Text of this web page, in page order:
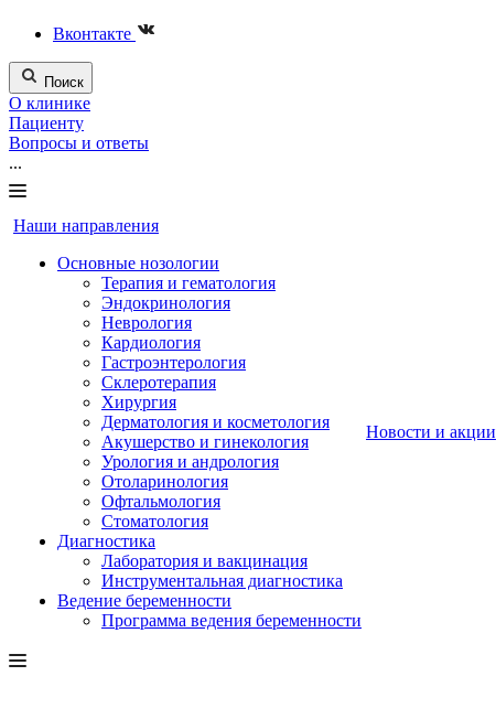
Вконтакте
Поиск
О клинике
Пациенту
Вопросы и ответы
...
Наши направления
Основные нозологии
Терапия и гематология
Эндокринология
Неврология
Кардиология
Гастроэнтерология
Склеротерапия
Хирургия
Дерматология и косметология
Акушерство и гинекология
Урология и андрология
Отоларинология
Офтальмология
Стоматология
Диагностика
Лаборатория и вакцинация
Инструментальная диагностика
Ведение беременности
Программа ведения беременности
Новости и акции